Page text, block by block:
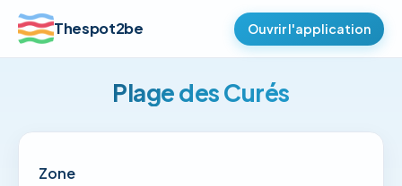
Thespot2be Ouvrir l'application
Plage des Curés
Zone